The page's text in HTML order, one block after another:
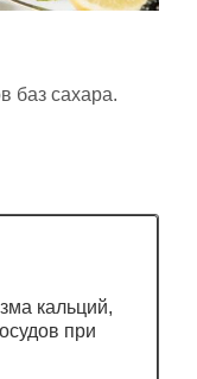
баз сахара.
кальций,
при